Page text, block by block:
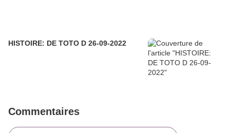
HISTOIRE: DE TOTO D 26-09-2022
Commentaires